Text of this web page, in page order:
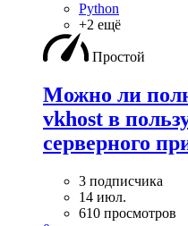
Python
+2 ещё
Простой
Можно ли
vkhost в
серверного
3 подписчика
14 июл.
610 просмотров